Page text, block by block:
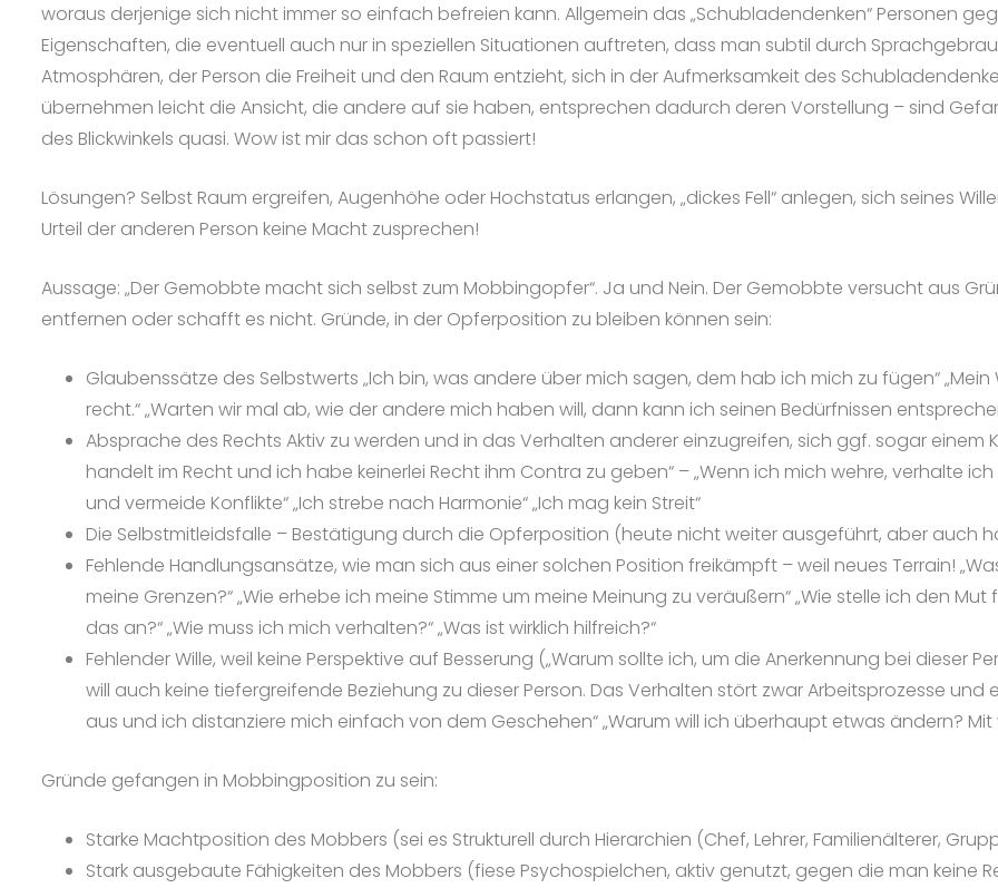
woraus derjenige sich nicht immer so einfach befreien kann. Allgemein das „Schubladendenken“ Personen
Eigenschaften, die eventuell auch nur in speziellen Situationen auftreten, dass man subtil durch
Atmosphären, der Person die Freiheit und den Raum entzieht, sich in der Aufmerksamkeit des
übernehmen leicht die Ansicht, die andere auf sie haben, entsprechen dadurch deren Vorstellung – sind
des Blickwinkels quasi. Wow ist mir das schon oft passiert!
Lösungen? Selbst Raum ergreifen, Augenhöhe oder Hochstatus erlangen, „dickes Fell“ anlegen, sich seines
Urteil der anderen Person keine Macht zusprechen!
Aussage: „Der Gemobbte macht sich selbst zum Mobbingopfer“. Ja und Nein. Der Gemobbte versucht aus
entfernen oder schafft es nicht. Gründe, in der Opferposition zu bleiben können sein:
Glaubenssätze des Selbstwerts „Ich bin, was andere über mich sagen, dem hab ich mich zu fügen“
recht.“ „Warten wir mal ab, wie der andere mich haben will, dann kann ich seinen Bedürfnissen
Absprache des Rechts Aktiv zu werden und in das Verhalten anderer einzugreifen, sich ggf. sogar einem
handelt im Recht und ich habe keinerlei Recht ihm Contra zu geben“ – „Wenn ich mich wehre, verhalte
und vermeide Konflikte“ „Ich strebe nach Harmonie“ „Ich mag kein Streit“
Die Selbstmitleidsfalle – Bestätigung durch die Opferposition (heute nicht weiter ausgeführt, aber auch
Fehlende Handlungsansätze, wie man sich aus einer solchen Position freikämpft – weil neues Terrain!
meine Grenzen?“ „Wie erhebe ich meine Stimme um meine Meinung zu veräußern“ „Wie stelle ich den
das an?“ „Wie muss ich mich verhalten?“ „Was ist wirklich hilfreich?“
Fehlender Wille, weil keine Perspektive auf Besserung („Warum sollte ich, um die Anerkennung bei dieser
will auch keine tiefergreifende Beziehung zu dieser Person. Das Verhalten stört zwar Arbeitsprozesse
aus und ich distanziere mich einfach von dem Geschehen“ „Warum will ich überhaupt etwas ändern? Mit
Gründe gefangen in Mobbingposition zu sein:
Starke Machtposition des Mobbers (sei es Strukturell durch Hierarchien (Chef, Lehrer, Familienälterer,
Stark ausgebaute Fähigkeiten des Mobbers (fiese Psychospielchen, aktiv genutzt, gegen die man keine